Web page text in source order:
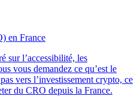
en France
sur l’accessibilité, les
vous demandez ce qu’est le
vers l’investissement crypto, ce
du CRO depuis la France.